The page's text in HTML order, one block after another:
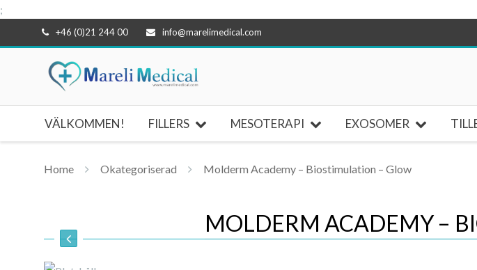
;
till
+46 (0)21 244 00 info@marelimedical.com
VÄLKOMMEN! FILLERS MESOTERAPI EXOSOMER
Home Okategoriserad Molderm Academy – Biostimulation – Glow
MOLDERM ACADEMY –